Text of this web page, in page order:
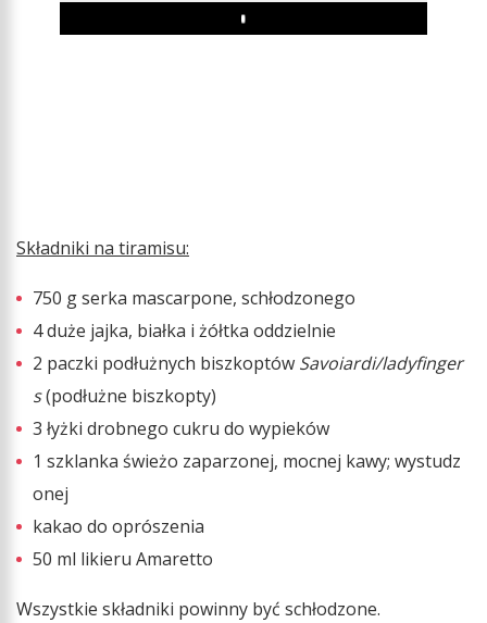
Play
Składniki na tiramisu:
750 g serka mascarpone, schłodzonego
4 duże jajka, białka i żółtka oddzielnie
2 paczki podłużnych biszkoptów Savoiardi/ladyfinger
s(podłużne biszkopty)
3 łyżki drobnego cukru do wypieków
1 szklanka świeżo zaparzonej, mocnej kawy; wystudz
onej
kakao do oprószenia
50 ml likieru Amaretto
Wszystkie składniki powinny być schłodzone.